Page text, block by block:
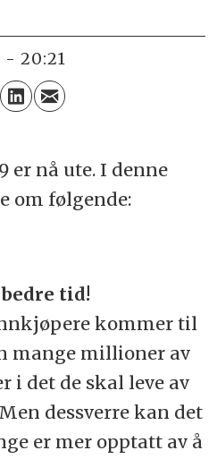
- 20:21
er nå ute. I denne
om følgende:
tid!
kommer til
mange millioner av
i det de skal leve av
dessverre kan det
er mer opptatt av å